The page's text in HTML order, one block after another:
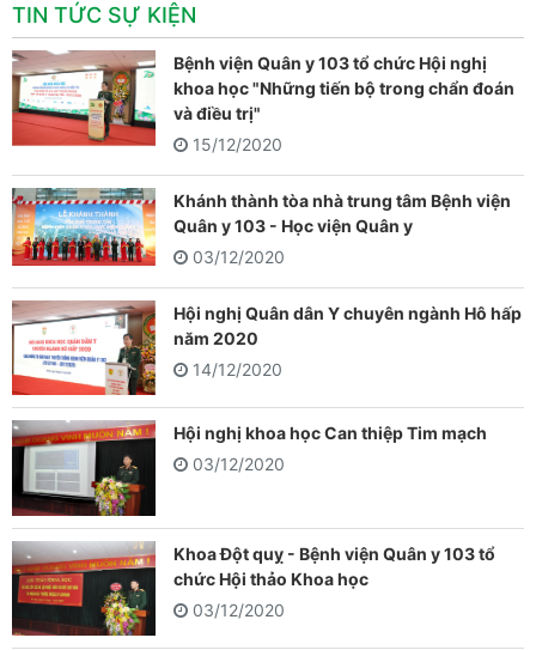
TIN TỨC SỰ KIỆN
Bệnh viện Quân y 103 tổ chức Hội nghị
khoa học "Những tiến bộ trong chẩn đoán
và điều trị"
15/12/2020
Khánh thành tòa nhà trung tâm Bệnh viện
Quân y 103 - Học viện Quân y
03/12/2020
Hội nghị Quân dân Y chuyên ngành Hô hấp
năm 2020
14/12/2020
Hội nghị khoa học Can thiệp Tim mạch
03/12/2020
Khoa Đột quỵ - Bệnh viện Quân y 103 tổ
chức Hội thảo Khoa học
03/12/2020